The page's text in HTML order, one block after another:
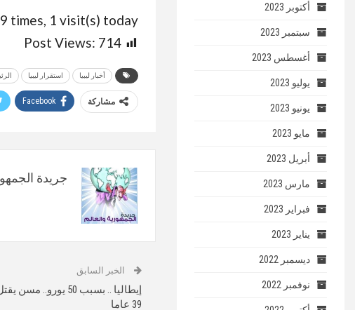
times, 1 visit(s) today
Post Views: 714
أخبار ليبيا استقرار ليبيا
مشاركة Facebook
جريدة
الخبر السابق
إيطاليا .. بسبب 50
39 عاما
أكتوبر 2023
سبتمبر 2023
أغسطس 2023
يوليو 2023
يونيو 2023
مايو 2023
أبريل 2023
مارس 2023
فبراير 2023
يناير 2023
ديسمبر 2022
نوفمبر 2022